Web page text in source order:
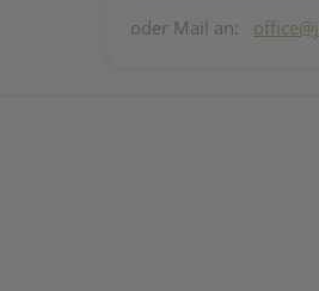
oder Mail an: